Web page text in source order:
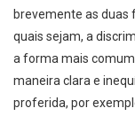
brevemente as duas
quais sejam, a
a forma mais
maneira clara e
proferida, por